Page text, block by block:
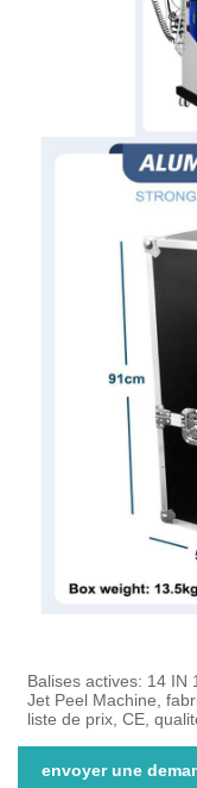
Balises actives: 14 IN
Jet Peel Machine,
liste de prix, CE,
envoyer une